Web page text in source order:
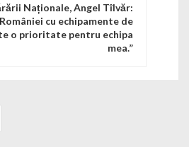
Naționale, Angel Tîlvăr:
cu echipamente de
o prioritate pentru echipa
mea.”